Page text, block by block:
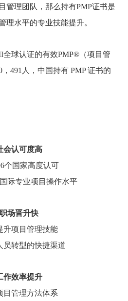
管理团队，那么持有PMP证书是
理水平的专业技能提升。
全球认证的有效PMP®（项目管
，491 人，中国持有 PMP 证书的
会认可度高
个国家高度认可
际专业项目操作水平
职场晋升快
升项目管理技能
员转型的快捷渠道
作效率提升
目管理方法体系